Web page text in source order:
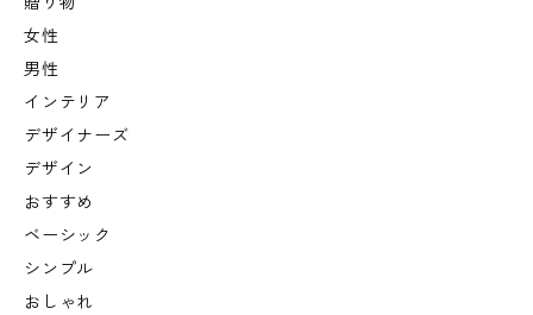
女性
男性
インテリア
デザイナーズ
デザイン
おすすめ
ベーシック
シンプル
おしゃれ